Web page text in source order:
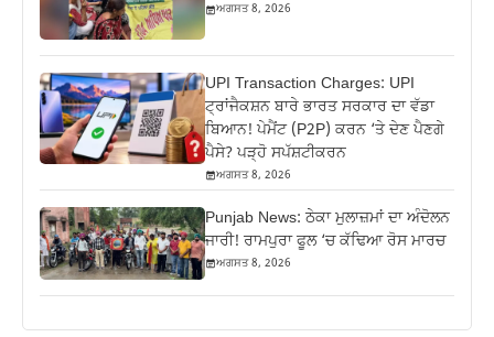
ਅਗਸਤ 8, 2026
UPI Transaction Charges: UPI
ਟ੍ਰਾਂਜੈਕਸ਼ਨ ਬਾਰੇ ਭਾਰਤ ਸਰਕਾਰ ਦਾ ਵੱਡਾ
ਬਿਆਨ! ਪੇਮੈਂਟ (P2P) ਕਰਨ ‘ਤੇ ਦੇਣ ਪੈਣਗੇ
ਪੈਸੇ? ਪੜ੍ਹੋ ਸਪੱਸ਼ਟੀਕਰਨ
ਅਗਸਤ 8, 2026
Punjab News: ਠੇਕਾ ਮੁਲਾਜ਼ਮਾਂ ਦਾ ਅੰਦੋਲਨ
ਜਾਰੀ! ਰਾਮਪੁਰਾ ਫੂਲ ‘ਚ ਕੱਢਿਆ ਰੋਸ ਮਾਰਚ
ਅਗਸਤ 8, 2026